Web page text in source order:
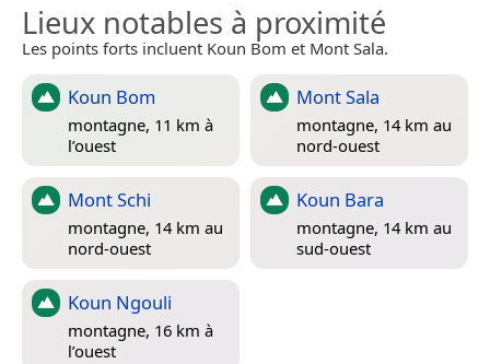
Lieux notables à proximité
Les points forts incluent Koun Bom et Mont Sala.
Koun Bom
montagne, 11 km à
l’ouest
Mont Sala
montagne, 14 km au
nord-ouest
Mont Schi
montagne, 14 km au
nord-ouest
Koun Bara
montagne, 14 km au
sud-ouest
Koun Ngouli
montagne, 16 km à
l’ouest